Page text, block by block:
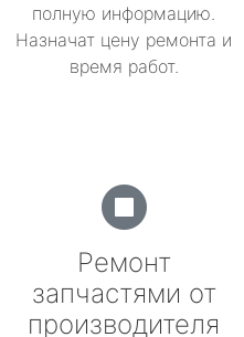
полную информацию.
Назначат цену ремонта и
время работ.
Ремонт
запчастями от
производителя